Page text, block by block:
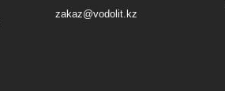
zakaz@vodolit.kz